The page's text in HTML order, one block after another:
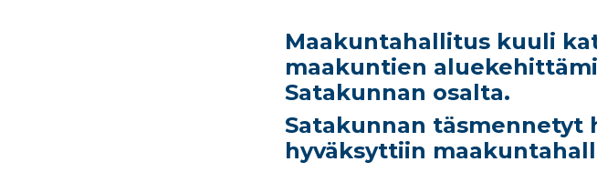
Maakuntahallitus kuuli
maakuntien
Satakunnan osalta.
Satakunnan
hyväksyttiin